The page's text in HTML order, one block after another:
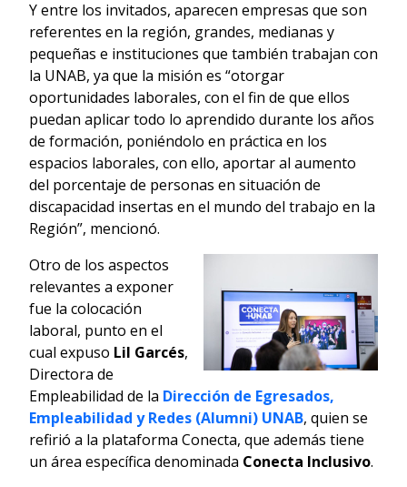
Y entre los invitados, aparecen empresas que son
referentes en la región, grandes, medianas y
pequeñas e instituciones que también trabajan con
la UNAB, ya que la misión es “otorgar
oportunidades laborales, con el fin de que ellos
puedan aplicar todo lo aprendido durante los años
de formación, poniéndolo en práctica en los
espacios laborales, con ello, aportar al aumento
del porcentaje de personas en situación de
discapacidad insertas en el mundo del trabajo en la
Región”, mencionó.
Otro de los aspectos
relevantes a exponer
fue la colocación
laboral, punto en el
cual expuso Lil Garcés,
Directora de
Empleabilidad de la Dirección de Egresados,
Empleabilidad y Redes (Alumni) UNAB, quien se
refirió a la plataforma Conecta, que además tiene
un área específica denominada Conecta Inclusivo.